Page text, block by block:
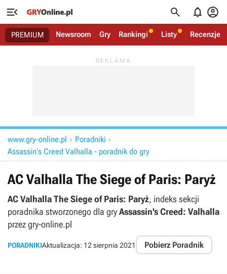
   
PREMIUM Newsroom Gry Rankingi Listy Recenzje
www.gry-online.pl  Poradniki 
Assassin's Creed Valhalla - poradnik do gry
AC Valhalla The Siege of Paris: Paryż
AC Valhalla The Siege of Paris: Paryż, indeks sekcji
poradnika stworzonego dla gryAssassin's Creed: Valhalla
przez gry-online.pl
PORADNIKIAktualizacja: 12 sierpnia 2021 Pobierz Poradnik